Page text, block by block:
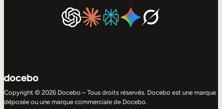
Copyright © 2026 Docebo – Tous droits réservés. Docebo est une marque
déposée ou une marque commerciale de Docebo.